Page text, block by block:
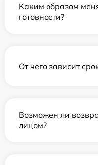
Каким образом
готовности?
От чего зависит
Возможен ли
лицом?